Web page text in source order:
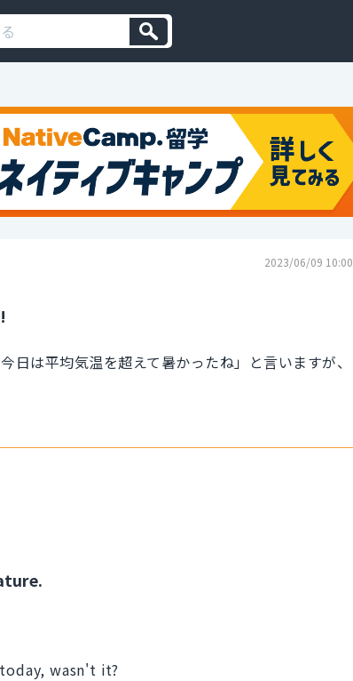
2023/06/09 10:00
は平均気温を超えて暑かったね」と言いますが、
wasn't it?